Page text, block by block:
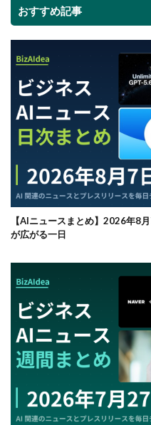
おすすめ記事
【AIニュースまとめ】2026年8
が広がる一日